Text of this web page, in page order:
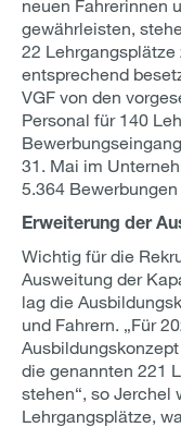
neuen Fahrerinnen
gewährleisten,
22 Lehrgangsplätze
entsprechend
VGF von den
Personal für 140
31. Mai im
5.364
Erweiterung der
Wichtig für die
Ausweitung der
lag die
und Fahrern. „Für
die genannten 221
stehen“, so Jerchel
Lehrgangsplätze,